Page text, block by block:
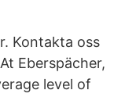
Kontakta oss
Eberspächer,
level of